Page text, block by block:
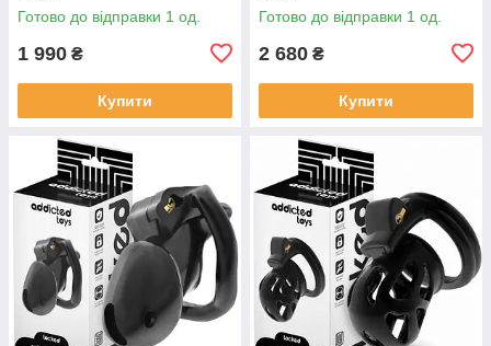
Готово до відправки 1 од.
1 990 ₴
Купити
Готово до відправки 1 од.
2 680 ₴
Купити